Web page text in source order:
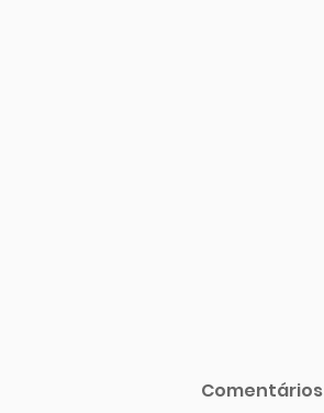
Comentários